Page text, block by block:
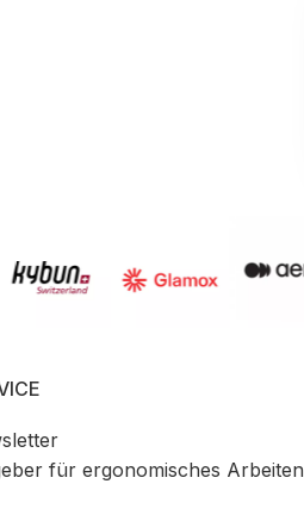
für ergonomisches Arbeiten